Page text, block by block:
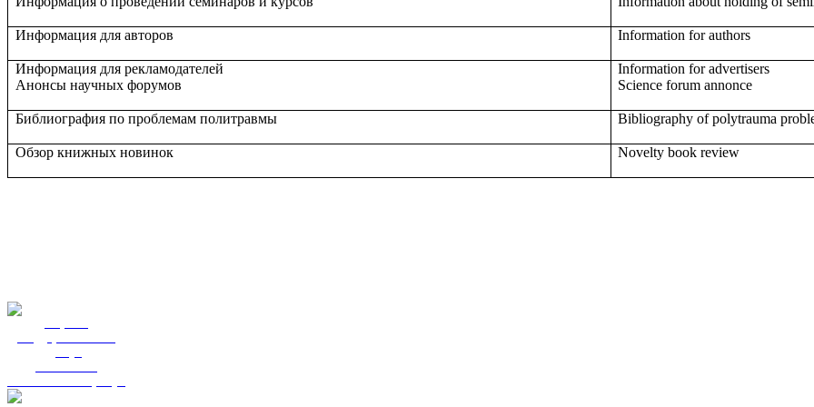
Информация для авторов Information for authors
Информация для рекламодателей
Анонсы научных форумов
Information for advertisers
Science forum annonce
Библиография по проблемам политравмы Bibliography of polytrauma
Обзор книжных новинок Novelty book review